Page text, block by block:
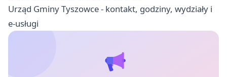
Urząd Gminy Tyszowce - kontakt, godziny, wydziały i
e-usługi